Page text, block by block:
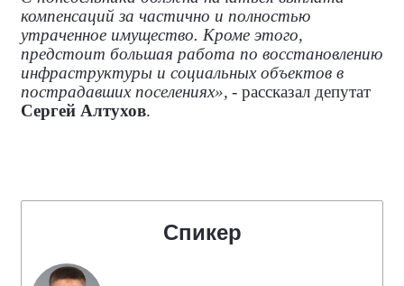
компенсаций за частично и полностью
утраченное имущество. Кроме этого,
предстоит большая работа по восстановлению
инфраструктуры и социальных объектов в
пострадавших поселениях», - рассказал депутат
Сергей Алтухов.
Спикер